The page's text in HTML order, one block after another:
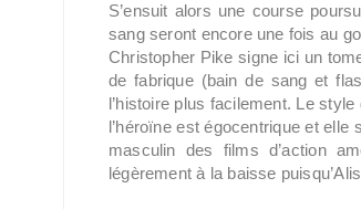
S’ensuit alors une course
sang seront encore une fois au
Christopher Pike signe ici un
de fabrique (bain de sang et
l’histoire plus facilement. Le
l’héroïne est égocentrique et
masculin des films d’action
légèrement à la baisse